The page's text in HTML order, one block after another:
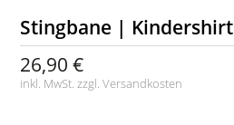
Stingbane | Kindershirt
26,90 €
inkl. MwSt. zzgl.Versandkosten